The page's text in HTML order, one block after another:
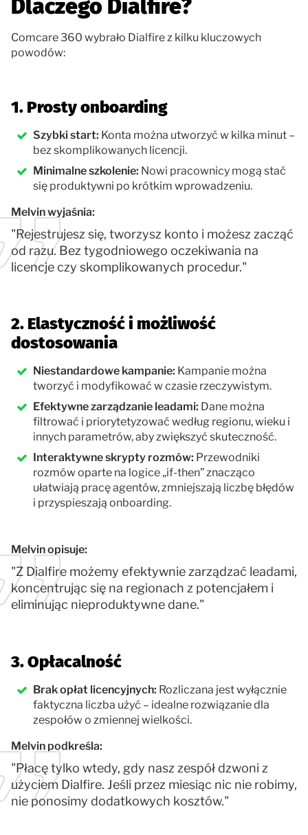
Dlaczego Dialfire?
Comcare 360 wybrało Dialfire z kilku kluczowych
powodów:
1. Prosty onboarding
Szybki start: Konta można utworzyć w kilka minut –
bez skomplikowanych licencji.
Minimalne szkolenie: Nowi pracownicy mogą stać
się produktywni po krótkim wprowadzeniu.
Melvin wyjaśnia:
"Rejestrujesz się, tworzysz konto i możesz zacząć
od razu. Bez tygodniowego oczekiwania na
licencje czy skomplikowanych procedur."
2. Elastyczność i możliwość
dostosowania
Niestandardowe kampanie: Kampanie można
tworzyć i modyfikować w czasie rzeczywistym.
Efektywne zarządzanie leadami: Dane można
filtrować i priorytetyzować według regionu, wieku i
innych parametrów, aby zwiększyć skuteczność.
Interaktywne skrypty rozmów: Przewodniki
rozmów oparte na logice „if-then” znacząco
ułatwiają pracę agentów, zmniejszają liczbę błędów
i przyspieszają onboarding.
Melvin opisuje:
"Z Dialfire możemy efektywnie zarządzać leadami,
koncentrując się na regionach z potencjałem i
eliminując nieproduktywne dane."
3. Opłacalność
Brak opłat licencyjnych: Rozliczana jest wyłącznie
faktyczna liczba użyć – idealne rozwiązanie dla
zespołów o zmiennej wielkości.
Melvin podkreśla:
"Płacę tylko wtedy, gdy nasz zespół dzwoni z
użyciem Dialfire. Jeśli przez miesiąc nic nie robimy,
nie ponosimy dodatkowych kosztów."